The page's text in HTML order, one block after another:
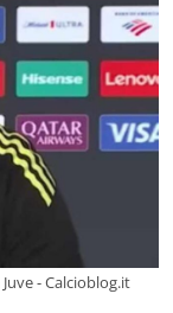
- Calcioblog.it